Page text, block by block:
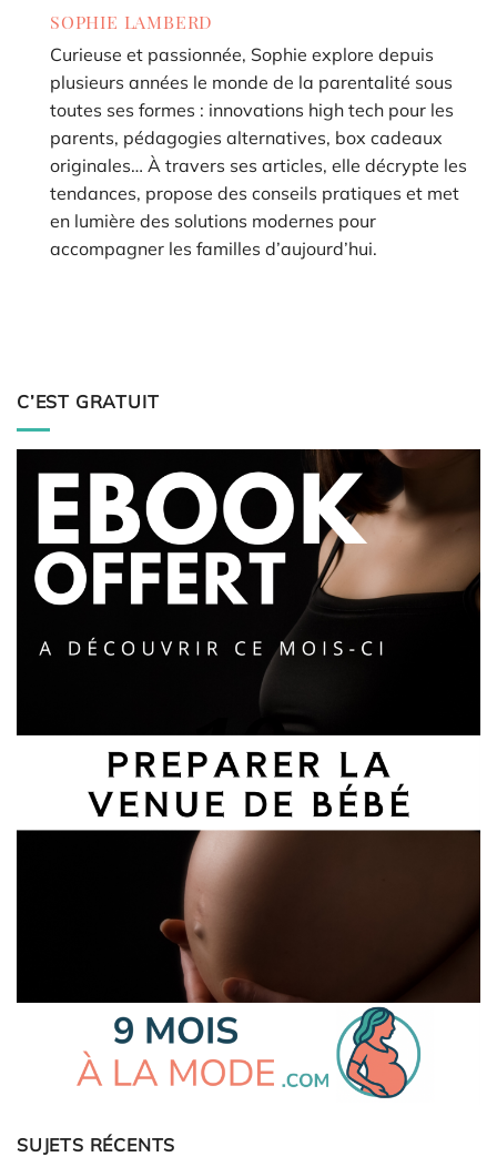
SOPHIE LAMBERD
Curieuse et passionnée, Sophie explore depuis
plusieurs années le monde de la parentalité sous
toutes ses formes : innovations high tech pour les
parents, pédagogies alternatives, box cadeaux
originales… À travers ses articles, elle décrypte les
tendances, propose des conseils pratiques et met
en lumière des solutions modernes pour
accompagner les familles d’aujourd’hui.
C’EST GRATUIT
SUJETS RÉCENTS